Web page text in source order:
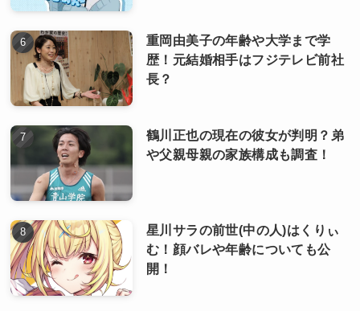
重岡由美子の年齢や大学まで学
歴！元結婚相手はフジテレビ前社
長？
鶴川正也の現在の彼女が判明？弟
や父親母親の家族構成も調査！
星川サラの前世(中の人)はくりぃ
む！顔バレや年齢についても公
開！